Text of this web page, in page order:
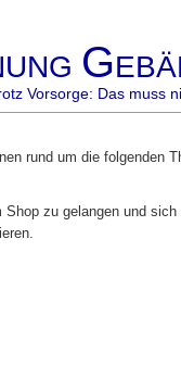
G
Vorsorge: Das muss
Co- Testung
zur Verfügung:
rund um die folgenden
Shop zu gelangen und sich